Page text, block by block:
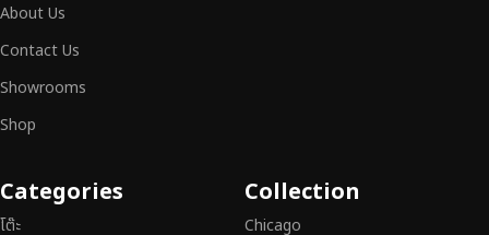
สามารถผสานความสวยงาม ความแข็งแรง และการใช้งานที่ตอบโจทย์ทุกความ
ต้องการได้อย่างลงตัว เฟอร์นิเจอร์ทุกชิ้นของเราผลิตจากวัสดุคุณภาพสูง ผ่าน
การตรวจสอบมาตรฐานอย่างเคร่งครัด
สิก และการใช้งานที่ยาวนาน
ประกันคุณภาพและการบริการที่ดีที่สุด
About Us
Contact Us
Showrooms
Shop
Categories
โต๊ะ
Collection
Chicago